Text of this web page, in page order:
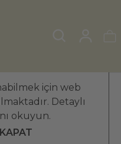
için web
Detaylı
okuyun.
Deri